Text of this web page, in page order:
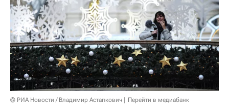
© РИА Новости / Владимир Астапкович Перейти в медиабанк